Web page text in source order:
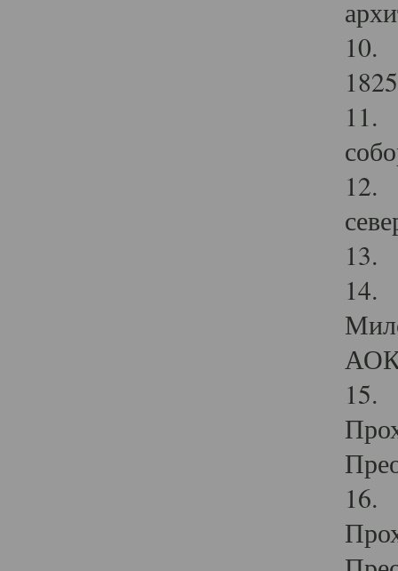
10.
11.
12.
13.
14.
15.
16.